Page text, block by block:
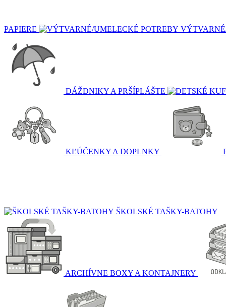
PAPIERE
DÁŽDNIKY A PRŠÍPLÁŠTE
KĽÚČENKY A DOPLNKY
ŠKOLSKÉ TAŠKY-BATOHY
ARCHÍVNE BOXY A KONTAJNERY